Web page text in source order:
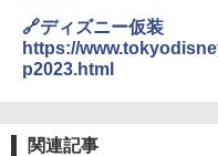
🔗ディズニー仮装
https://
p2023.html
関連記事